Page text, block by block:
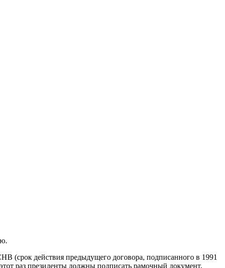
(срок действия предыдущего договора, подписанного в 1991
раз президенты должны подписать рамочный документ.